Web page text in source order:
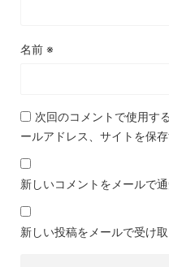
名前 ※
次回のコメントで使用す
ールアドレス、サイトを保存
新しいコメントをメールで
新しい投稿をメールで受け取